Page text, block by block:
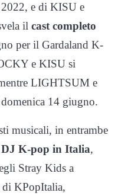
e di KISU e
il cast completo
per il Gardaland K-
e KISU si
LIGHTSUM e
14 giugno.
musicali, in entrambe
K-pop in Italia,
Stray Kids a
di KPopItalia,